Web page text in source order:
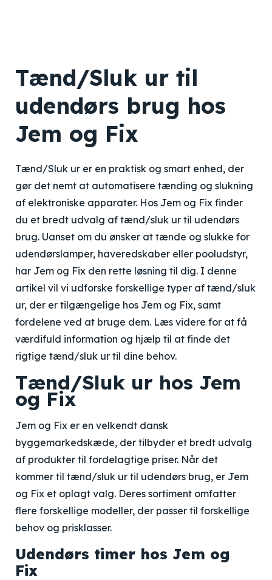
Tænd/Sluk ur til
udendørs brug hos
Jem og Fix
Tænd/Sluk ur er en praktisk og smart enhed, der
gør det nemt at automatisere tænding og slukning
af elektroniske apparater. Hos Jem og Fix finder
du et bredt udvalg af tænd/sluk ur til udendørs
brug. Uanset om du ønsker at tænde og slukke for
udendørslamper, haveredskaber eller pooludstyr,
har Jem og Fix den rette løsning til dig. I denne
artikel vil vi udforske forskellige typer af tænd/sluk
ur, der er tilgængelige hos Jem og Fix, samt
fordelene ved at bruge dem. Læs videre for at få
værdifuld information og hjælp til at finde det
rigtige tænd/sluk ur til dine behov.
Tænd/Sluk ur hos Jem
og Fix
Jem og Fix er en velkendt dansk
byggemarkedskæde, der tilbyder et bredt udvalg
af produkter til fordelagtige priser. Når det
kommer til tænd/sluk ur til udendørs brug, er Jem
og Fix et oplagt valg. Deres sortiment omfatter
flere forskellige modeller, der passer til forskellige
behov og prisklasser.
Udendørs timer hos Jem og
Fix